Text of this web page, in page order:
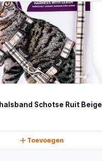
Schotse Ruit Beige
Toevoegen